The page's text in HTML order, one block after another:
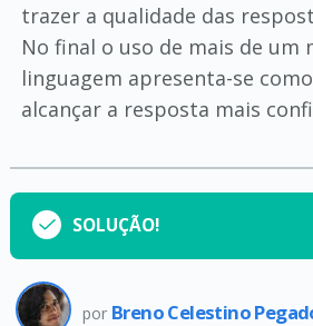
trazer a qualidade das
No final o uso de mais de um
linguagem apresenta-se
alcançar a resposta mais
SOLUÇÃO!
por Breno Celestino